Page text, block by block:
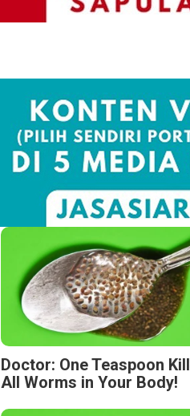
Doctor: One Teaspoon
All Worms in Your Body!